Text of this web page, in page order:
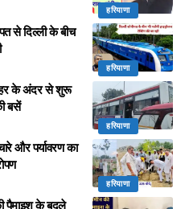
हरियाणा
हरियाणा
दिल्ली के बीच
हरियाणा
के अंदर से शुरू
बसें
हरियाणा
और पर्यावरण का
पैमाइश के बदले